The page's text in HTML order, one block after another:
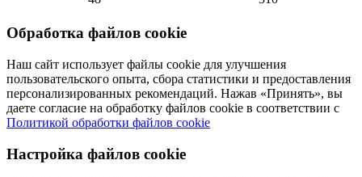
Обработка файлов cookie
Наш сайт использует файлы cookie для улучшения
пользовательского опыта, сбора статистики и предоставления
персонализированных рекомендаций. Нажав «Принять», вы
даете согласие на обработку файлов cookie в соответствии с
Политикой обработки файлов cookie
Настройка файлов cookie